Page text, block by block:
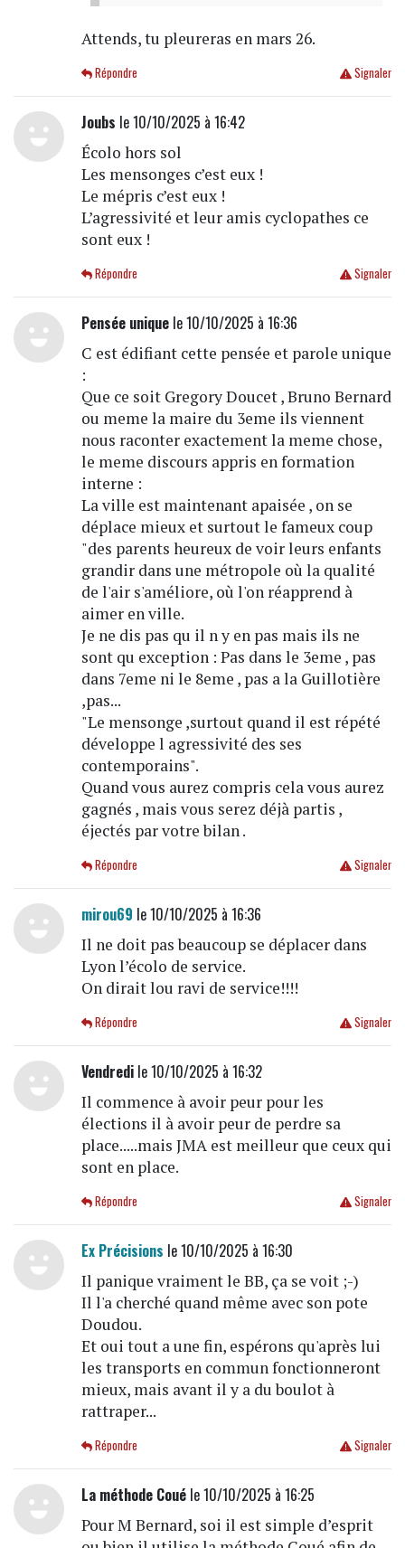
Attends, tu pleureras en mars 26.
Signaler
Répondre
Joubs le 10/10/2025 à 16:42
Écolo hors sol
Les mensonges c’est eux !
Le mépris c’est eux !
L’agressivité et leur amis cyclopathes ce
sont eux !
Signaler
Répondre
Pensée uniquele 10/10/2025 à 16:36
C est édifiant cette pensée et parole unique
:
Que ce soit Gregory Doucet , Bruno Bernard
ou meme la maire du 3eme ils viennent
nous raconter exactement la meme chose,
le meme discours appris en formation
interne :
La ville est maintenant apaisée , on se
déplace mieux et surtout le fameux coup
"des parents heureux de voir leurs enfants
grandir dans une métropole où la qualité
de l'air s'améliore, où l'on réapprend à
aimer en ville.
Je ne dis pas qu il n y en pas mais ils ne
sont qu exception : Pas dans le 3eme , pas
dans 7eme ni le 8eme , pas a la Guillotière
,pas...
"Le mensonge ,surtout quand il est répété
développe l agressivité des ses
contemporains".
Quand vous aurez compris cela vous aurez
gagnés , mais vous serez déjà partis ,
éjectés par votre bilan .
Signaler
Répondre
mirou69 le 10/10/2025 à 16:36
Il ne doit pas beaucoup se déplacer dans
Lyon l’écolo de service.
On dirait lou ravi de service!!!!
Signaler
Répondre
Vendredile 10/10/2025 à 16:32
Il commence à avoir peur pour les
élections il à avoir peur de perdre sa
place.....mais JMA est meilleur que ceux qui
sont en place.
Signaler
Répondre
Ex Précisions le 10/10/2025 à 16:30
Il panique vraiment le BB, ça se voit ;-)
Il l'a cherché quand même avec son pote
Doudou.
Et oui tout a une fin, espérons qu'après lui
les transports en commun fonctionneront
mieux, mais avant il y a du boulot à
rattraper...
Signaler
Répondre
La méthode Couéle 10/10/2025 à 16:25
Pour M Bernard, soi il est simple d’esprit